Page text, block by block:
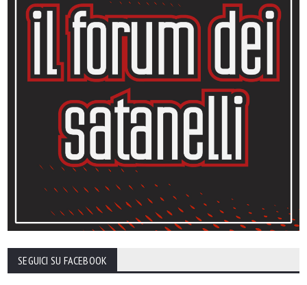
SEGUICI SU FACEBOOK